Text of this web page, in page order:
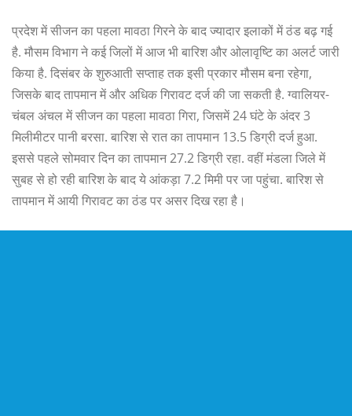
प्रदेश में सीजन का पहला मावठा गिरने के बाद ज्यादार इलाकों में ठंड बढ़ गई
है. मौसम विभाग ने कई जिलों में आज भी बारिश और ओलावृष्टि का अलर्ट जारी
किया है. दिसंबर के शुरुआती सप्ताह तक इसी प्रकार मौसम बना रहेगा,
जिसके बाद तापमान में और अधिक गिरावट दर्ज की जा सकती है. ग्वालियर-
चंबल अंचल में सीजन का पहला मावठा गिरा, जिसमें 24 घंटे के अंदर 3
मिलीमीटर पानी बरसा. बारिश से रात का तापमान 13.5 डिग्री दर्ज हुआ.
इससे पहले सोमवार दिन का तापमान 27.2 डिग्री रहा. वहीं मंडला जिले में
सुबह से हो रही बारिश के बाद ये आंकड़ा 7.2 मिमी पर जा पहुंचा. बारिश से
तापमान में आयी गिरावट का ठंड पर असर दिख रहा है।